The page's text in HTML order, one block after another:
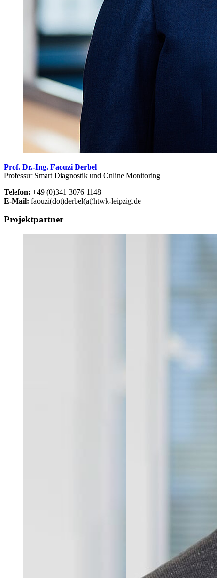
Prof. Dr.-Ing. Faouzi Derbel
Professur Smart Diagnostik und Online Monitoring
Telefon: +49 (0)341 3076 1148
E-Mail: faouzi(dot)derbel(at)htwk-leipzig.de
Projektpartner